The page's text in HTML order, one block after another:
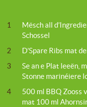
1
Mësch all
Schossel
2
D’Spare Ribs mat
3
Se an e Plat leeën,
Stonne marinéiere
4
500 ml BBQ Zooss
mat 100 ml